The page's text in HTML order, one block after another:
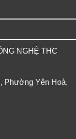
NGHỆ THC
Phường Yên Hoà,